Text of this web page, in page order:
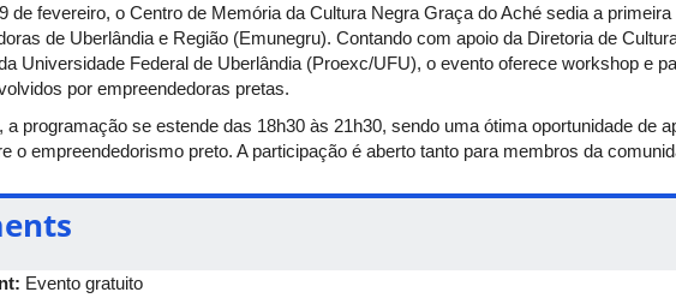
de fevereiro, o Centro de Memória da Cultura Negra Graça do Aché sedia a
de Uberlândia e Região (Emunegru). Contando com apoio da Diretoria de
Universidade Federal de Uberlândia (Proexc/UFU), o evento oferece workshop e
por empreendedoras pretas.
a programação se estende das 18h30 às 21h30, sendo uma ótima oportunidade de
o empreendedorismo preto. A participação é aberto tanto para membros da
Evento gratuito